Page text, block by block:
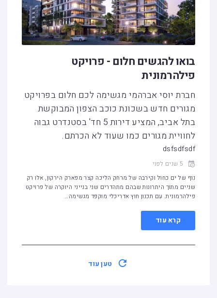
בואו להגשים חלום - פרויקט
פילהרמונית
חברת יוסי אברהמי מגשימה לכם חלום בפרויקט
מגורים חדש בשכונת כוכב הצפון המבוקשת
בתל אביב, המציע דירות 5 חד' בסטנדרט גבוה
לחוויית מגורים כמו שעוד לא הכרתם.
dsfsdfsdf
5 שנים לפני
נוף של ים כחול וקירבה של מרחק הליכה קצר מפארק הירקון, אלו רק
שניים מתוך היתרונות שבהם מתהדרים שני בנייני היוקרה של פרויקט
פילהרמונית. עם תכנון חוץ אדריכלי מוקפד מגשימה…
קרא עוד
טען עוד